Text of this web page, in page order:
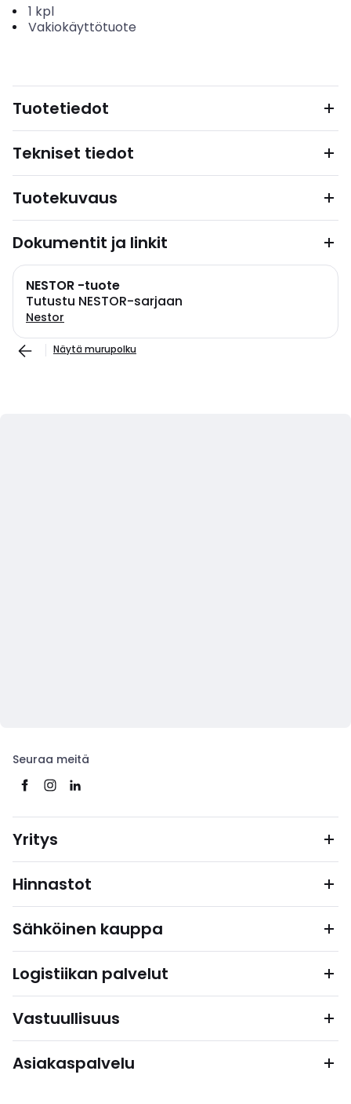
1 kpl
Vakiokäyttötuote
Tuotetiedot
Tekniset tiedot
Tuotekuvaus
Dokumentit ja linkit
NESTOR -tuote
Tutustu NESTOR-sarjaan
Nestor
Näytä murupolku
Seuraa meitä
Yritys
Hinnastot
Sähköinen kauppa
Logistiikan palvelut
Vastuullisuus
Asiakaspalvelu